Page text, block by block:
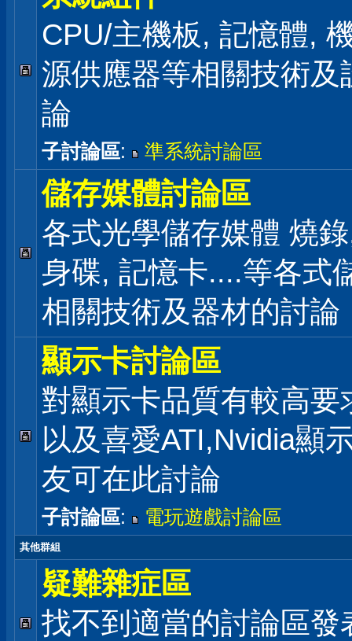
CPU/主機板, 記憶體,
源供應器等相關技術及
論
子討論區: 準系統討論區
儲存媒體討論區
各式光學儲存媒體 燒
身碟, 記憶卡....等各式
相關技術及器材的討論
顯示卡討論區
對顯示卡品質有較高要
以及喜愛ATI,Nvidia顯
友可在此討論
子討論區: 電玩遊戲討論區
其他群組
疑難雜症區
找不到適當的討論區發